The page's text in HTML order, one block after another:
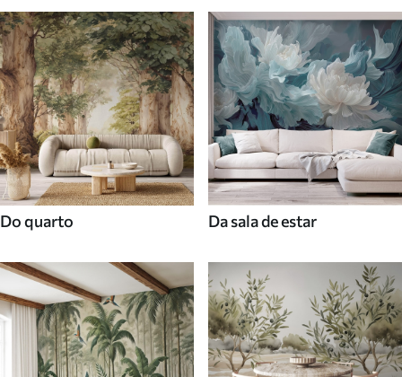
Do quarto Da sala de estar